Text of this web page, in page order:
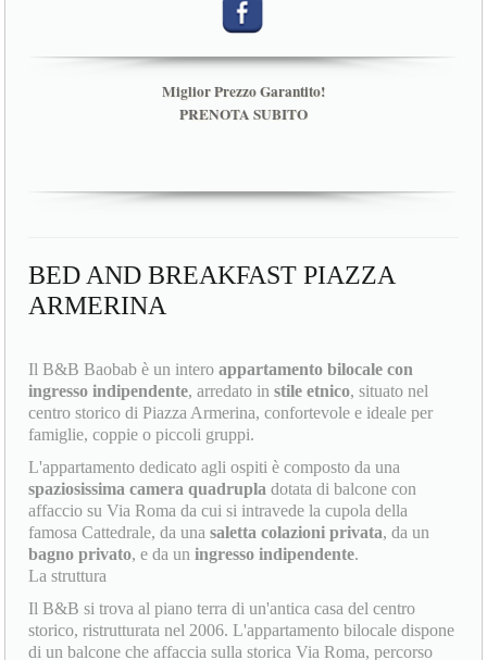
Miglior Prezzo Garantito!
PRENOTA SUBITO
BED AND BREAKFAST PIAZZA
ARMERINA
Il B&B Baobab è un interoappartamento bilocale con
ingresso indipendente, arredato instile etnico, situato nel
centro storico di Piazza Armerina, confortevole e ideale per
famiglie, coppie o piccoli gruppi.
L'appartamento dedicato agli ospiti è composto da una
spaziosissima camera quadrupla dotata di balcone con
affaccio su Via Roma da cui si intravede la cupola della
famosa Cattedrale, da unasaletta colazioni privata, da un
bagno privato, e da uningresso indipendente.
La struttura
Il B&B si trova al piano terra di un'antica casa del centro
storico, ristrutturata nel 2006. L'appartamento bilocale dispone
di un balcone che affaccia sulla storica Via Roma, percorso